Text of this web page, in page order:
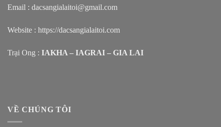
Email : dacsangialaitoi@gmail.com
Website : https://dacsangialaitoi.com
Trại Ong : IAKHA – IAGRAI – GIA LAI
VỀ CHÚNG TÔI